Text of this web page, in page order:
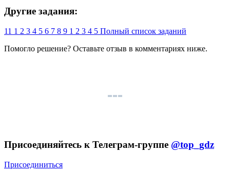
Другие задания:
11 1 2 3 4 5 6 7 8 9 1 2 3 4 5 Полный список заданий
Помогло решение? Оставьте отзыв в комментариях ниже.
Присоединяйтесь к Телеграм-группе @top_gdz
Присоединиться